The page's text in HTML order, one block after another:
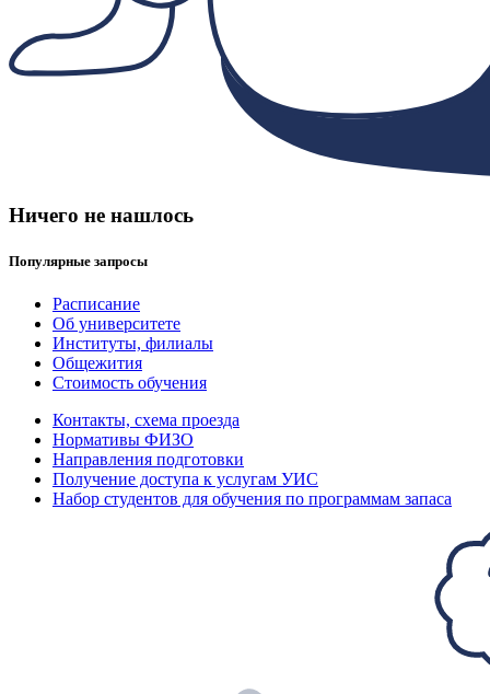
Ничего не нашлось
Популярные запросы
Расписание
Об университете
Институты, филиалы
Общежития
Стоимость обучения
Контакты, схема проезда
Нормативы ФИЗО
Направления подготовки
Получение доступа к услугам УИС
Набор студентов для обучения по программам запаса